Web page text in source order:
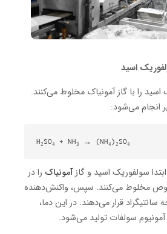
اسید
را با گاز آمونیاک مخلوط می‌کنند.
انجام می‌شود:
H₂SO₄ + NH₃ → (NH₄)₂SO₄
سولفوریک اسید و گازآمونیاک را در
مخلوط می‌کنند. سپس، واکنش‌دهنده
20 تا 30 درجه سانتیگراد قرار می‌دهند. در این دما،
سولفات تولید می‌شود.